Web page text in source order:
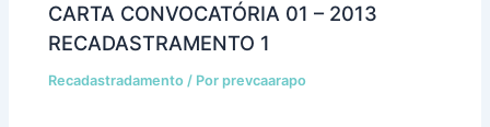
CARTA CONVOCATÓRIA 01 – 2013
RECADASTRAMENTO 1
Recadastradamento / Porprevcaarapo